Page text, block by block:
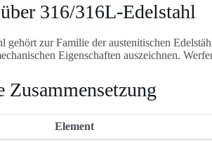
316/316L-Edelstahl
gehört zur Familie der austenitischen
Eigenschaften auszeichnen.
Zusammensetzung
Element